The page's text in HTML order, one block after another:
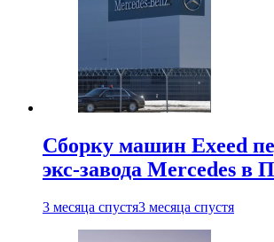
Сборку машин Exeed
экс-завода Mercedes в
3 месяца спустя3 месяца спустя